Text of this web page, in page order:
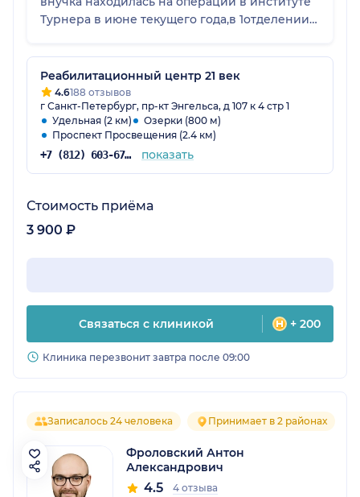
Турнера в июне текущего года,в 1отделении./
дисплазия/.Здоровья,вам,спасибо за наших
детей!За ваши светлые головы и золотые
руки! С уважением Колохматова Вера.город
Горячий Ключ,Краснодарский край.
Реабилитационный центр 21 век
4.6188 отзывов
г Санкт-Петербург, пр-кт Энгельса, д 107 к 4 стр 1
Удельная (2 км)
Озерки (800 м)
Проспект Просвещения (2.4 км)
+7 (812) 603-67-48 показать
Стоимость приёма
3 900 ₽
Связаться с клиникой + 200
Клиника перезвонит завтра после 09:00
Записалось 24 человека Принимает в 2 районах
Фроловский Антон
Александрович
4.5 4 отзыва